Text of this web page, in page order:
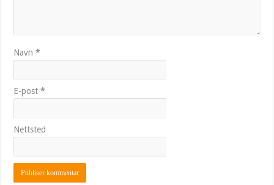
Navn*
E-post*
Nettsted